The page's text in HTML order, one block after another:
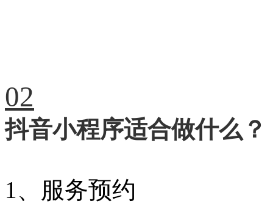
02
抖音小程序适合做什么？
1、服务预约